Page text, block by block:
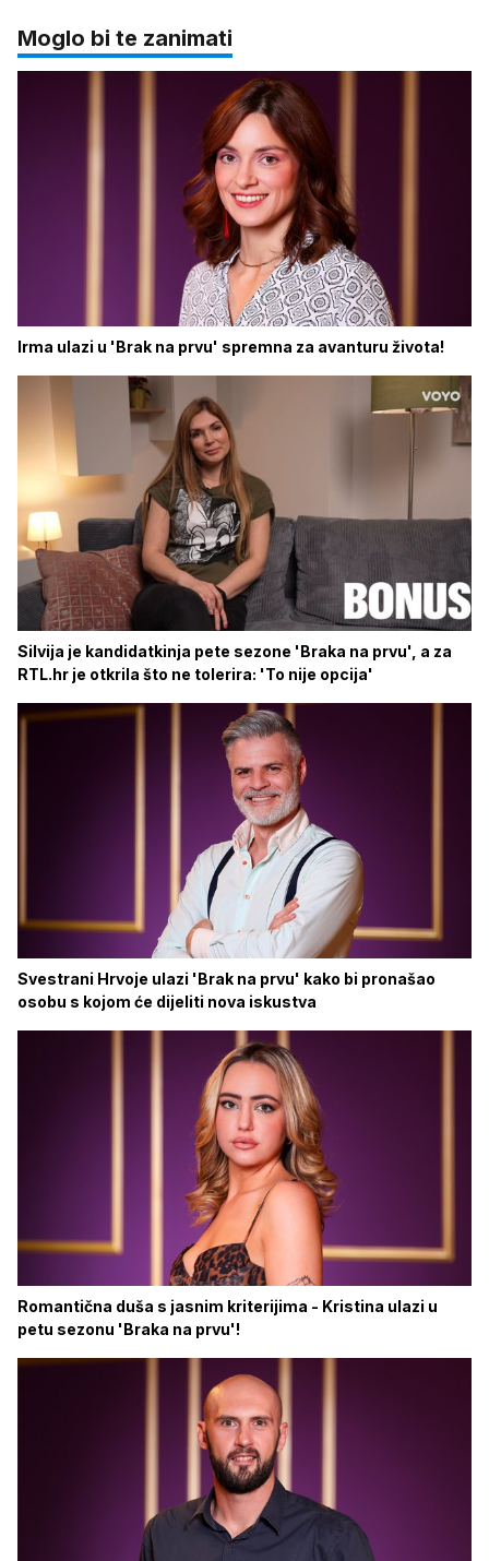
Moglo bi te zanimati
Irma ulazi u 'Brak na prvu' spremna za avanturu života!
Silvija je kandidatkinja pete sezone 'Braka na prvu', a za
RTL.hr je otkrila što ne tolerira: 'To nije opcija'
Svestrani Hrvoje ulazi 'Brak na prvu' kako bi pronašao
osobu s kojom će dijeliti nova iskustva
Romantična duša s jasnim kriterijima - Kristina ulazi u
petu sezonu 'Braka na prvu'!